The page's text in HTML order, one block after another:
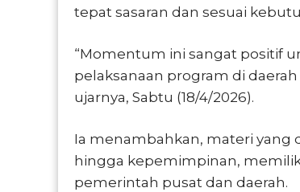
tepat sasaran dan sesuai
“Momentum ini sangat positif
pelaksanaan program di
ujarnya, Sabtu (18/4/2026).
Ia menambahkan, materi yang
hingga kepemimpinan,
pemerintah pusat dan daerah.